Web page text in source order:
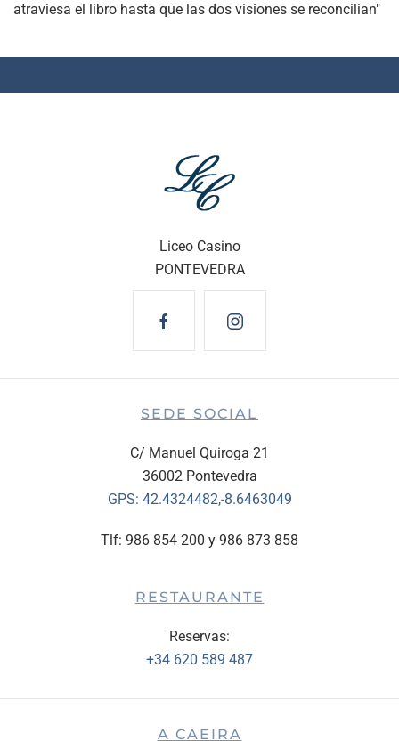
atraviesa el libro hasta que las dos visiones se reconcilian"
Liceo Casino
PONTEVEDRA
SEDE SOCIAL
C/ Manuel Quiroga 21
36002 Pontevedra
GPS: 42.4324482,-8.6463049
Tlf: 986 854 200 y 986 873 858
RESTAURANTE
Reservas:
+34 620 589 487
A CAEIRA